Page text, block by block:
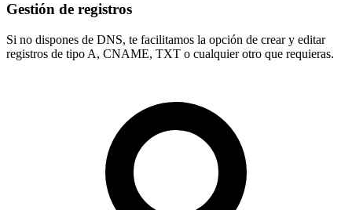
Gestión de registros
Si no dispones de DNS, te facilitamos la opción de crear y editar
registros de tipo A, CNAME, TXT o cualquier otro que requieras.